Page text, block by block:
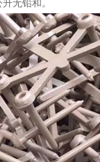
无铅和。